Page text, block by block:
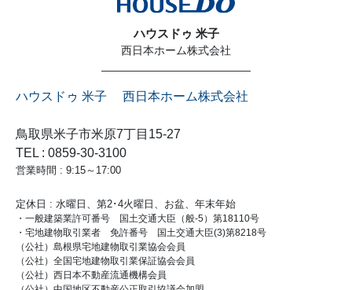
ハウスドゥ 米子
西日本ホーム株式会社
ハウスドゥ 米子 西日本ホーム株式会社
鳥取県米子市米原7丁目15-27
TEL : 0859-30-3100
営業時間 : 9:15～17:00
定休日 : 水曜日、第2･4火曜日、お盆、年末年始
・一般建築業許可番号 国土交通大臣（般-5）第18110号
・宅地建物取引業者 免許番号 国土交通大臣(3)第8218号
（公社）島根県宅地建物取引業協会会員
（公社）全国宅地建物取引業保証協会会員
（公社）西日本不動産流通機構会員